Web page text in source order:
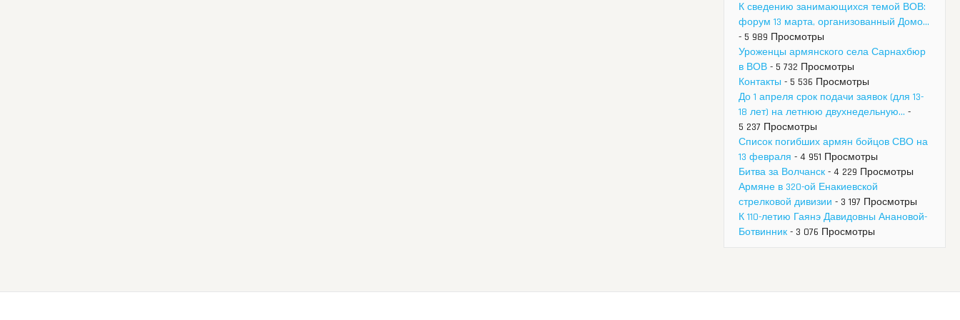
К сведению занимающихся темой ВОВ:
форум 13 марта, организованный Домо...
- 5 989 Просмотры
Уроженцы армянского села Сарнахбюр
в ВОВ - 5 732 Просмотры
Контакты - 5 536 Просмотры
До 1 апреля срок подачи заявок (для 13-
18 лет) на летнюю двухнедельную... -
5 237 Просмотры
Список погибших армян бойцов СВО на
13 февраля - 4 951 Просмотры
Битва за Волчанск - 4 229 Просмотры
Армяне в 320-ой Енакиевской
стрелковой дивизии - 3 197 Просмотры
К 110-летию Гаянэ Давидовны Анановой-
Ботвинник - 3 076 Просмотры